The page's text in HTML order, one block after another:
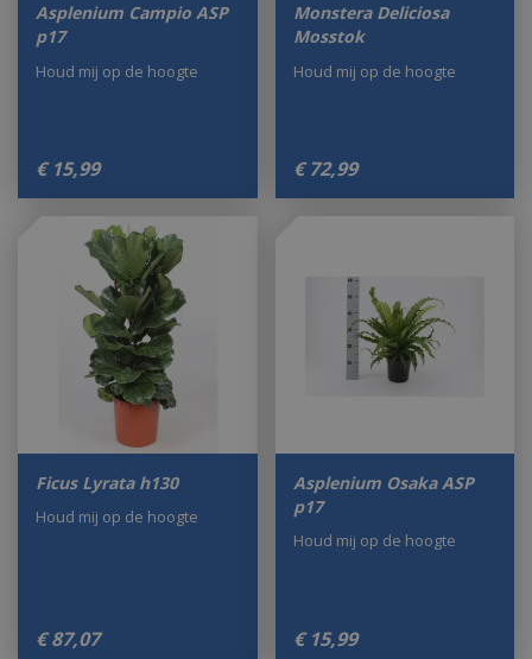
Asplenium Campio ASP
p17
€ 15,99
Houd mij op de hoogte
Monstera Deliciosa
Mosstok
€ 72,99
Houd mij op de hoogte
Ficus Lyrata h130
€ 87,07
Houd mij op de hoogte
Asplenium Osaka ASP
p17
€ 15,99
Houd mij op de hoogte